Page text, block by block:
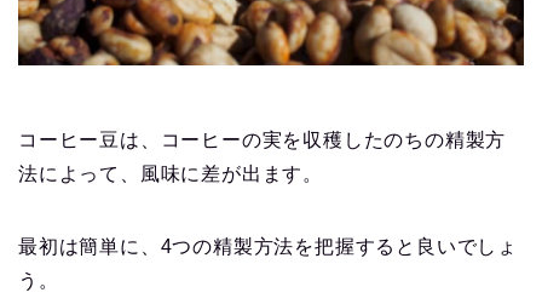
コーヒー豆は、コーヒーの実を収穫したのちの精製方
法によって、風味に差が出ます。
最初は簡単に、4つの精製方法を把握すると良いでしょ
う。